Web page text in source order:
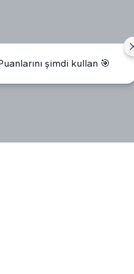
şimdi kullan 🎯